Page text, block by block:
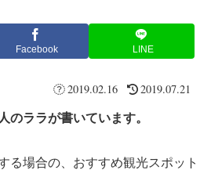
Facebook LINE
2019.02.16 2019.07.21
のララが書いています。
る場合の、おすすめ観光スポット